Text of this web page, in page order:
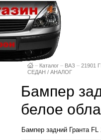
– Каталог – ВАЗ – 21901
СЕДАН / АНАЛОГ
Бампер
белое
Бампер задний Гранта